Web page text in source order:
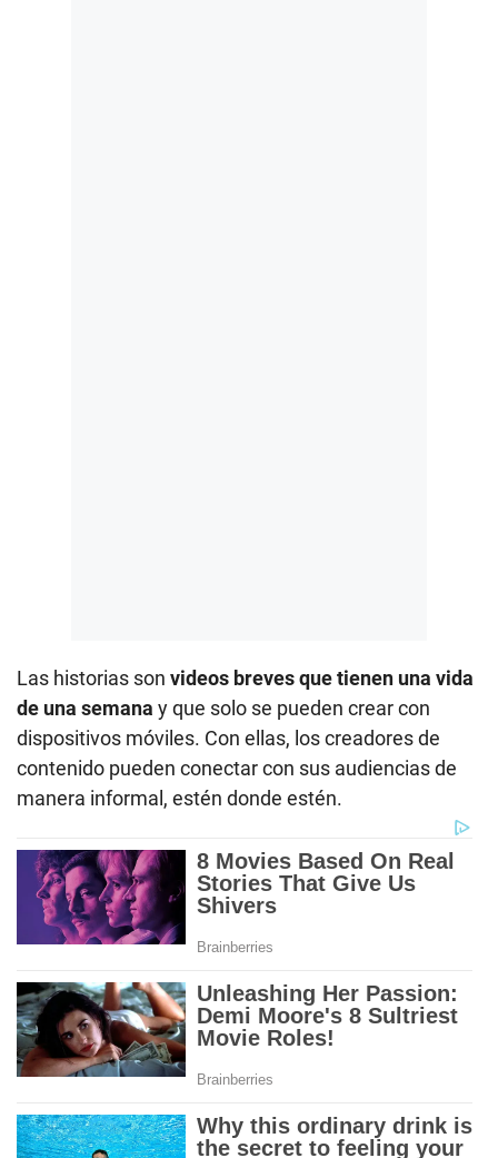
Las historias son videos breves que tienen una vida
de una semana y que solo se pueden crear con
dispositivos móviles. Con ellas, los creadores de
contenido pueden conectar con sus audiencias de
manera informal, estén donde estén.